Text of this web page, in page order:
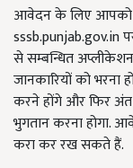
आवेदन के लिए आपको
sssb.punjab.gov.in
से सम्बन्धित
जानकारियों को
करने होंगे और फिर
भुगतान करना होगा.
करा कर रख सकते हैं.